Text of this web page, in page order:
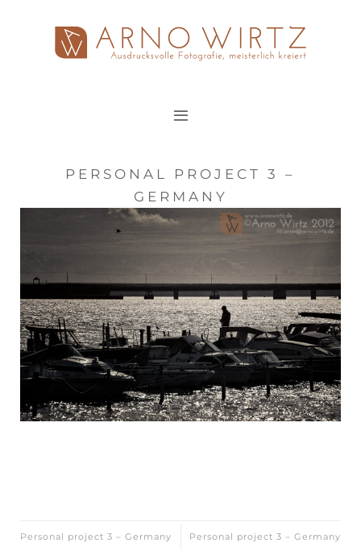
springen
PERSONAL PROJECT 3 –
GERMANY
Personal project 3 – Germany Personal project 3 – Germany